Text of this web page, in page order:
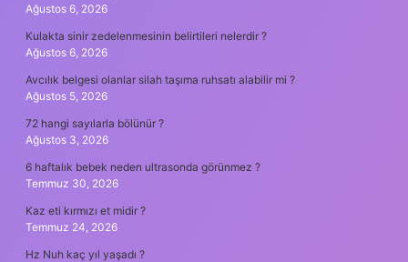
Ağustos 6, 2026
Kulakta sinir zedelenmesinin belirtileri nelerdir ?
Ağustos 6, 2026
Avcılık belgesi olanlar silah taşıma ruhsatı alabilir mi ?
Ağustos 5, 2026
72 hangi sayılarla bölünür ?
Ağustos 3, 2026
6 haftalık bebek neden ultrasonda görünmez ?
Temmuz 30, 2026
Kaz eti kırmızı et midir ?
Temmuz 24, 2026
Hz Nuh kaç yıl yaşadı ?